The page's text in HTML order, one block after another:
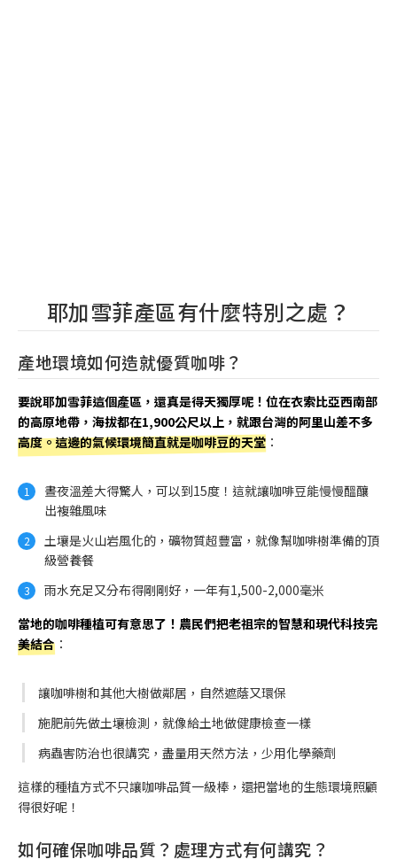
耶加雪菲產區有什麼特別之處？
產地環境如何造就優質咖啡？
要說耶加雪菲這個產區，還真是得天獨厚呢！位在衣索比亞西南部
的高原地帶，海拔都在1,900公尺以上，就跟台灣的阿里山差不多
高度。這邊的氣候環境簡直就是咖啡豆的天堂 ：
晝夜溫差大得驚人，可以到15度！這就讓咖啡豆能慢慢醞釀
出複雜風味
土壤是火山岩風化的，礦物質超豐富，就像幫咖啡樹準備的頂
級營養餐
雨水充足又分布得剛剛好，一年有1,500-2,000毫米
當地的咖啡種植可有意思了！農民們把老祖宗的智慧和現代科技完
美結合 ：
讓咖啡樹和其他大樹做鄰居，自然遮蔭又環保
施肥前先做土壤檢測，就像給土地做健康檢查一樣
病蟲害防治也很講究，盡量用天然方法，少用化學藥劑
這樣的種植方式不只讓咖啡品質一級棒，還把當地的生態環境照顧
得很好呢！
如何確保咖啡品質？處理方式有何講究？